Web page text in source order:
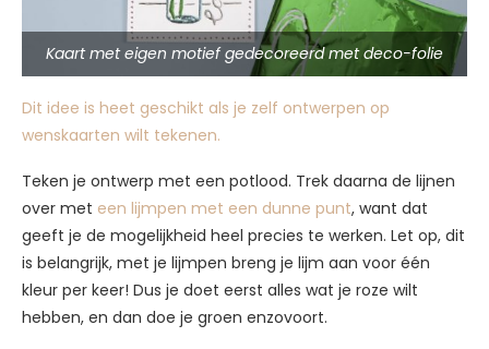
Kaart met eigen motief gedecoreerd met deco-folie
Dit idee is heet geschikt als je zelf ontwerpen op
wenskaarten wilt tekenen.
Teken je ontwerp met een potlood. Trek daarna de lijnen
over met een lijmpen met een dunne punt, want dat
geeft je de mogelijkheid heel precies te werken. Let op, dit
is belangrijk, met je lijmpen breng je lijm aan voor één
kleur per keer! Dus je doet eerst alles wat je roze wilt
hebben, en dan doe je groen enzovoort.